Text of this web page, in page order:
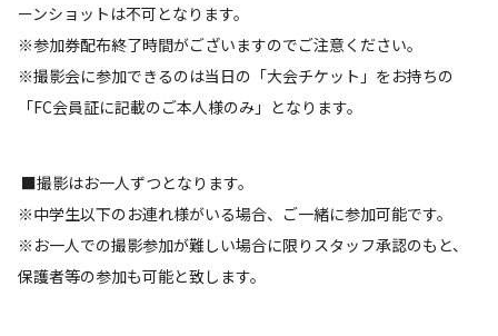
ーンショットは不可となります。
※参加券配布終了時間がございますのでご注意ください。
※撮影会に参加できるのは当日の「大会チケット」をお持ちの
「FC会員証に記載のご本人様のみ」となります。
■撮影はお一人ずつとなります。
※中学生以下のお連れ様がいる場合、ご一緒に参加可能です。
※お一人での撮影参加が難しい場合に限りスタッフ承認のもと、
保護者等の参加も可能と致します。